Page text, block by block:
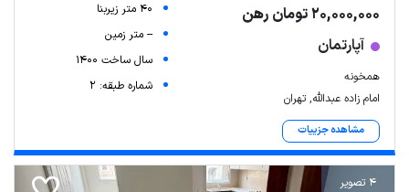
20,000,000 تومان رهن
آپارتمان
همخونه
امام زاده عبدالله, تهران
مشاهده جزییات
40 متر زیربنا
-- متر زمین
سال ساخت 1400
شماره طبقه: 2
4 تصویر